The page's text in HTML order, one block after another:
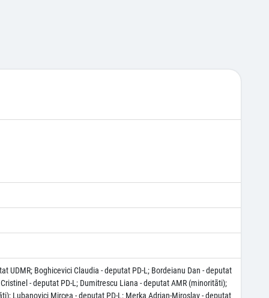
UDMR; Boghicevici Claudia - deputat PD-L; Bordeianu Dan - deputat
- deputat PD-L; Dumitrescu Liana - deputat AMR (minoritãti);
Lubanovici Mircea - deputat PD-L; Merka Adrian-Miroslav - deputat